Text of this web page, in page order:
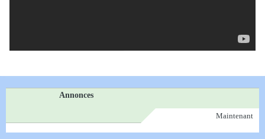
Annonces
Maintenant